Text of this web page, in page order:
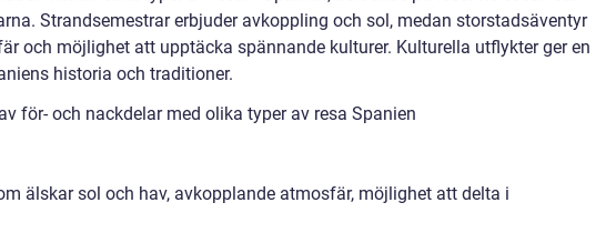
Strandsemestrar erbjuder avkoppling och sol, medan storstadsäventyr
och möjlighet att upptäcka spännande kulturer. Kulturella utflykter ger en
historia och traditioner.
för- och nackdelar med olika typer av resa Spanien
älskar sol och hav, avkopplande atmosfär, möjlighet att delta i